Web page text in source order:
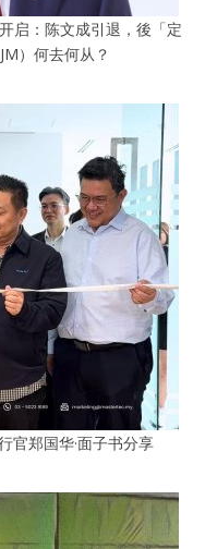
启：陈文成引退，後「定
）何去何从？
官郑国华·面子书分享